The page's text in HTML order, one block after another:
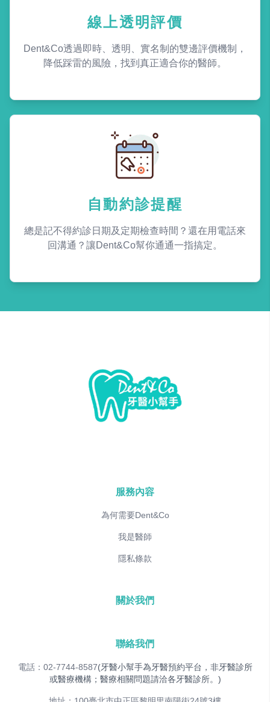
線上透明評價
Dent&Co透過即時、透明、實名制的雙邊評價機制，
降低踩雷的風險，找到真正適合你的醫師。
自動約診提醒
總是記不得約診日期及定期檢查時間？還在用電話來
回溝通？讓Dent&Co幫你通通一指搞定。
服務內容
為何需要Dent&Co
我是醫師
隱私條款
關於我們
聯絡我們
電話：02-7744-8587(牙醫小幫手為牙醫預約平台，非牙醫診所
或醫療機構；醫療相關問題請洽各牙醫診所。)